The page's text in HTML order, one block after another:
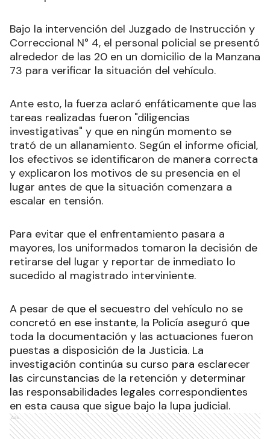
Bajo la intervención del Juzgado de Instrucción y
Correccional N° 4, el personal policial se presentó
alrededor de las 20 en un domicilio de la Manzana
73 para verificar la situación del vehículo.
Ante esto, la fuerza aclaró enfáticamente que las
tareas realizadas fueron "diligencias
investigativas" y que en ningún momento se
trató de un allanamiento. Según el informe oficial,
los efectivos se identificaron de manera correcta
y explicaron los motivos de su presencia en el
lugar antes de que la situación comenzara a
escalar en tensión.
Para evitar que el enfrentamiento pasara a
mayores, los uniformados tomaron la decisión de
retirarse del lugar y reportar de inmediato lo
sucedido al magistrado interviniente.
A pesar de que el secuestro del vehículo no se
concretó en ese instante, la Policía aseguró que
toda la documentación y las actuaciones fueron
puestas a disposición de la Justicia. La
investigación continúa su curso para esclarecer
las circunstancias de la retención y determinar
las responsabilidades legales correspondientes
en esta causa que sigue bajo la lupa judicial.
Ads